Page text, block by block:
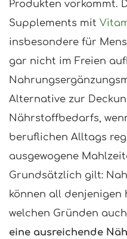
Produkten vorkommt.
Supplements mit
insbesondere für
gar nicht im Freien
Alternative zur
Nährstoffbedarfs,
beruflichen Alltags
ausgewogene
Grundsätzlich gilt:
können all denjenigen
welchen Gründen
eine ausreichende